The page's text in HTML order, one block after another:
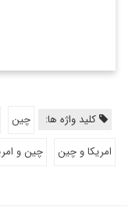
کلید واژه ها: چین
امریکا و چین
چین و